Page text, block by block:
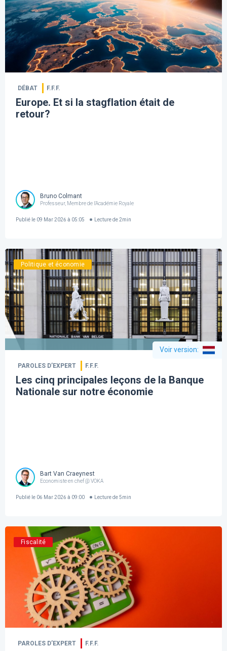
DÉBAT F.F.F.
Europe. Et si la stagflation était de
retour?
Bruno Colmant
Professeur, Membre de l'Académie Royale
Publié le 09 Mar 2026 à 05:05 Lecture de 2min
Politique et économie
Voir version:
PAROLES D’EXPERT F.F.F.
Les cinq principales leçons de la Banque
Nationale sur notre économie
Bart Van Craeynest
Economiste en chef @ VOKA
Publié le 06 Mar 2026 à 09:00 Lecture de 5min
Fiscalité
PAROLES D’EXPERT F.F.F.